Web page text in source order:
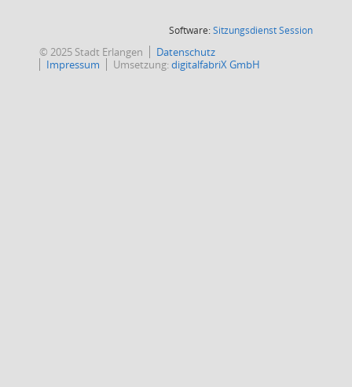
Software:SitzungsdienstSession(Wird in
© 2025 Stadt Erlangen
Datenschutz
Impressum
Umsetzung:digitalfabriX GmbH